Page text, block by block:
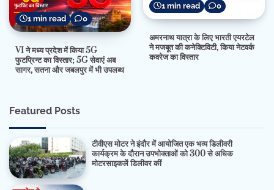
1 min read 0
VI ने मध्य प्रदेश में किया 5G
फुटप्रिन्ट का विस्तार; 5G सेवाएं अब
सागर, सतना और जबलपुर में भी उपलब्ध
1 min read 0
अमरनाथ यात्रा के लिए भारती एयरटेल
ने मजबूत की कनेक्टिविटी, किया नेटवर्क
कवरेज का विस्तार
Featured Posts
टीवीएस मोटर ने इंदौर में आयोजित एक भव्य डिलीवरी
कार्यक्रम के दौरान उपभोक्ताओं को 300 से अधिक
मोटरसाइकलें डिलीवर कीं